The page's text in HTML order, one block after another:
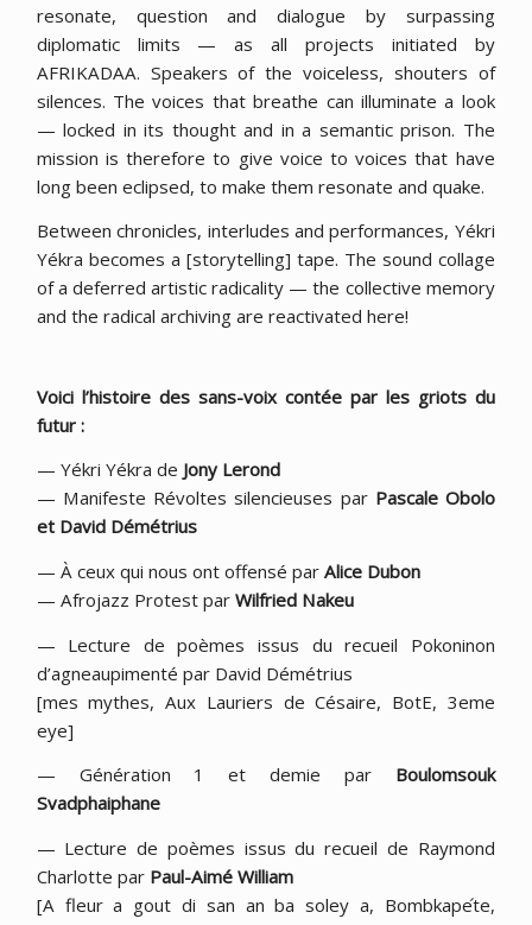
resonate, question and dialogue by surpassing
diplomatic limits — as all projects initiated by
AFRIKADAA. Speakers of the voiceless, shouters of
silences. The voices that breathe can illuminate a look
— locked in its thought and in a semantic prison. The
mission is therefore to give voice to voices that have
long been eclipsed, to make them resonate and quake.
Between chronicles, interludes and performances, Yékri
Yékra becomes a [storytelling] tape. The sound collage
of a deferred artistic radicality — the collective memory
and the radical archiving are reactivated here!
Voici l’histoire des sans-voix contée par les griots du
futur :
— Yékri Yékra de Jony Lerond
— Manifeste Révoltes silencieuses par Pascale Obolo
et David Démétrius
— À ceux qui nous ont offensé par Alice Dubon
— Afrojazz Protest par Wilfried Nakeu
— Lecture de poèmes issus du recueil Pokoninon
d’agneaupimenté par David Démétrius
[mes mythes, Aux Lauriers de Césaire, BotE, 3eme
eye]
— Génération 1 et demie par Boulomsouk
Svadphaiphane
— Lecture de poèmes issus du recueil de Raymond
Charlotte par Paul-Aimé William
[A fleur a gout di san an ba soley a, Bombkapete,